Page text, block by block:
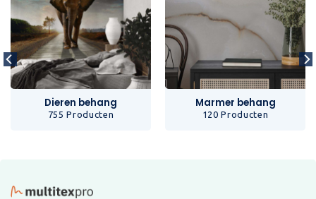
Dieren behang
755 Producten
Marmer behang
120 Producten